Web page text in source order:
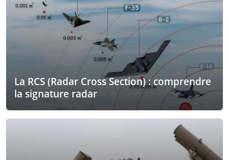
La RCS (Radar Cross Section) : comprendre
la signature radar